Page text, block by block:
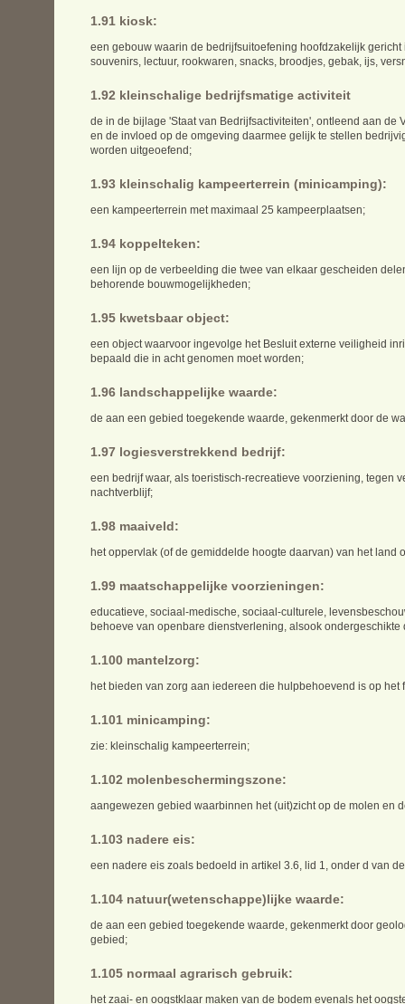
1.91 kiosk:
een gebouw waarin de bedrijfsuitoefening hoofdzakelijk
souvenirs, lectuur, rookwaren, snacks, broodjes, gebak, ijs,
1.92 kleinschalige bedrijfsmatige activiteit
de in de bijlage 'Staat van Bedrijfsactiviteiten', ontleend aan
en de invloed op de omgeving daarmee gelijk te stellen
worden uitgeoefend;
1.93 kleinschalig kampeerterrein (minicamping):
een kampeerterrein met maximaal 25 kampeerplaatsen;
1.94 koppelteken:
een lijn op de verbeelding die twee van elkaar gescheiden
behorende bouwmogelijkheden;
1.95 kwetsbaar object:
een object waarvoor ingevolge het Besluit externe veiligheid
bepaald die in acht genomen moet worden;
1.96 landschappelijke waarde:
de aan een gebied toegekende waarde, gekenmerkt door de
1.97 logiesverstrekkend bedrijf:
een bedrijf waar, als toeristisch-recreatieve voorziening, tegen
nachtverblijf;
1.98 maaiveld:
het oppervlak (of de gemiddelde hoogte daarvan) van het
1.99 maatschappelijke voorzieningen:
educatieve, sociaal-medische, sociaal-culturele,
behoeve van openbare dienstverlening, alsook
1.100 mantelzorg:
het bieden van zorg aan iedereen die hulpbehoevend is op
1.101 minicamping:
zie: kleinschalig kampeerterrein;
1.102 molenbeschermingszone:
aangewezen gebied waarbinnen het (uit)zicht op de molen en
1.103 nadere eis:
een nadere eis zoals bedoeld in artikel 3.6, lid 1, onder d van
1.104 natuur(wetenschappe)lijke waarde:
de aan een gebied toegekende waarde, gekenmerkt door
gebied;
1.105 normaal agrarisch gebruik:
het zaai- en oogstklaar maken van de bodem evenals het